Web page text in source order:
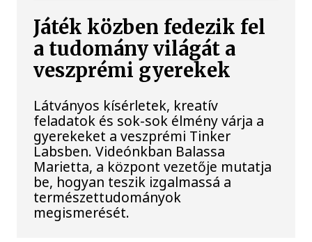
Játék közben fedezik fel
a tudomány világát a
veszprémi gyerekek
Látványos kísérletek, kreatív
feladatok és sok-sok élmény várja a
gyerekeket a veszprémi Tinker
Labsben. Videónkban Balassa
Marietta, a központ vezetője mutatja
be, hogyan teszik izgalmassá a
természettudományok
megismerését.